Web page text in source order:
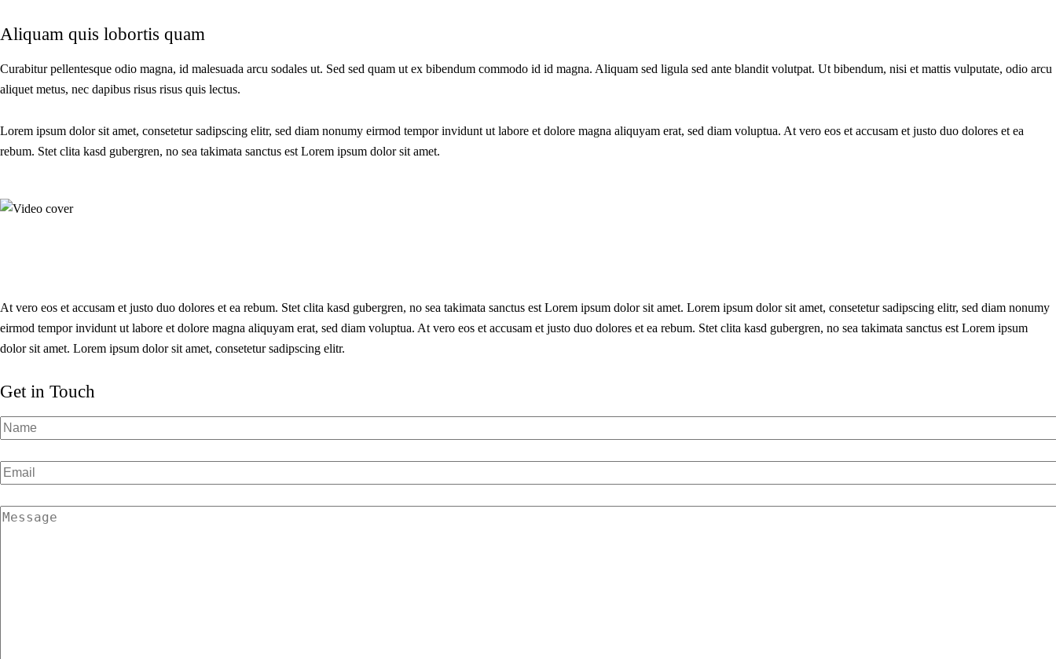
Aliquam quis lobortis quam
Curabitur pellentesque odio magna, id malesuada arcu sodales ut. Sed sed quam ut ex bibendum commodo id id magna. Aliquam sed ligula sed ante blandit volutpat. Ut bibendum, nisi et mattis vulputate, odio arcu
aliquet metus, nec dapibus risus risus quis lectus.
Lorem ipsum dolor sit amet, consetetur sadipscing elitr, sed diam nonumy eirmod tempor invidunt ut labore et dolore magna aliquyam erat, sed diam voluptua. At vero eos et accusam et justo duo dolores et ea
rebum. Stet clita kasd gubergren, no sea takimata sanctus est Lorem ipsum dolor sit amet.
At vero eos et accusam et justo duo dolores et ea rebum. Stet clita kasd gubergren, no sea takimata sanctus est Lorem ipsum dolor sit amet. Lorem ipsum dolor sit amet, consetetur sadipscing elitr, sed diam nonumy
eirmod tempor invidunt ut labore et dolore magna aliquyam erat, sed diam voluptua. At vero eos et accusam et justo duo dolores et ea rebum. Stet clita kasd gubergren, no sea takimata sanctus est Lorem ipsum
dolor sit amet. Lorem ipsum dolor sit amet, consetetur sadipscing elitr.
Get in Touch